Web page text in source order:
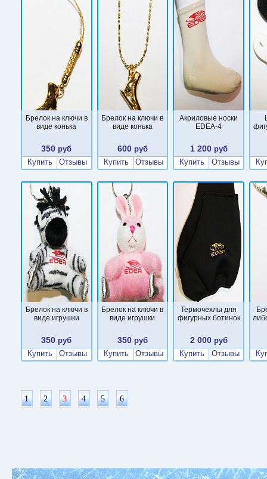
Брелок на ключи в
виде конька
350 руб
Купить
Отзывы
Брелок на ключи в
виде конька
600 руб
Купить
Отзывы
Акриловые носки
EDEA-4
1 200руб
Купить
Отзывы
Брелок на ключи в
виде игрушки
350 руб
Купить
Отзывы
Брелок на ключи в
виде игрушки
350 руб
Купить
Отзывы
Термочехлы для
фигурных ботинок
2 000руб
Купить
Отзывы
1 2 3 4 5 6